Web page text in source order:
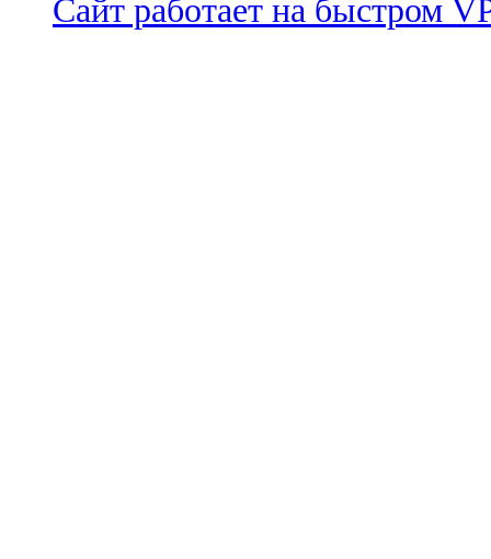
Сайт работает на быстром